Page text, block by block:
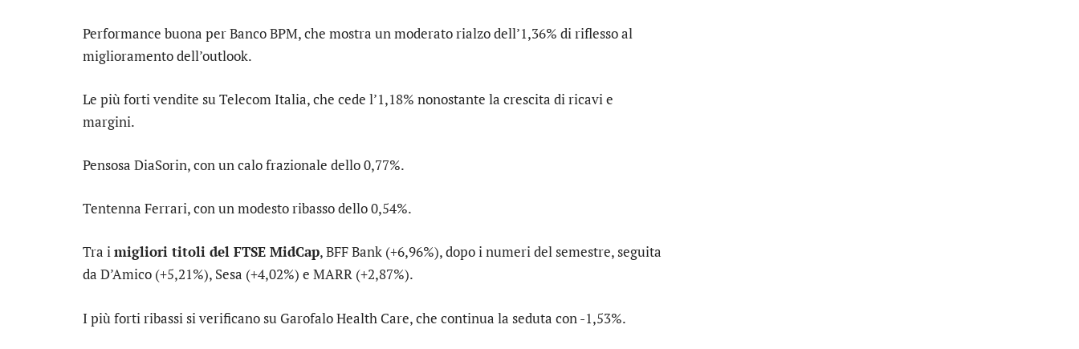
Performance buona perBanco BPM, che mostra un moderato rialzo dell’1,36% di riflesso al
miglioramento dell’outlook.
Le più forti vendite suTelecom Italia, che cede l’1,18% nonostante la crescita di ricavi e
margini.
Pensosa DiaSorin, con un calo frazionale dello 0,77%.
Tentenna Ferrari, con un modesto ribasso dello 0,54%.
Tra imigliori titoli del FTSE MidCap,BFF Bank (+6,96%), dopo i numeri del semestre, seguita
da D’Amico (+5,21%), Sesa (+4,02%) e MARR (+2,87%).
I più forti ribassi si verificano su Garofalo Health Care, che continua la seduta con -1,53%.